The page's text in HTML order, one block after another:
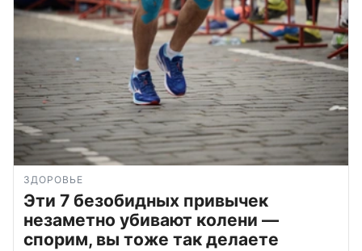
ЗДОРОВЬЕ
Эти 7 безобидных привычек
незаметно убивают колени —
спорим, вы тоже так делаете